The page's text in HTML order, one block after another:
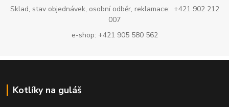
Sklad, stav objednávek, osobní odběr, reklamace: +421 902 212
007
e-shop: +421 905 580 562
Kotlíky na guláš